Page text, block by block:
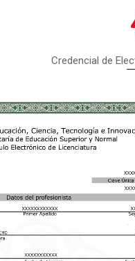
Credencial de